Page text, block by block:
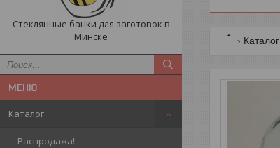
Стеклянные банки для заготовок в
Минске
Каталог
Распродажа!
Каталог